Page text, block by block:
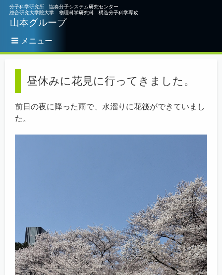
分子科学研究所 協奏分子システム研究センター
総合研究大学院大学 物理科学研究科 構造分子科学専攻
山本グループ
メニュー
ず
昼休みに花見に行ってきました。
前日の夜に降った雨で、水溜りに花筏ができていまし
た。